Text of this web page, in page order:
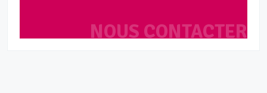
NOUS CONTACTER